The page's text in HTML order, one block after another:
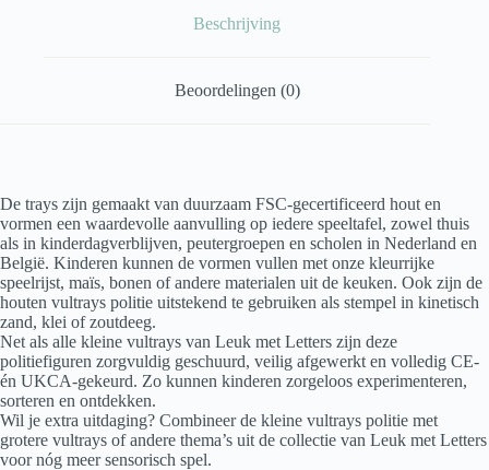
Beschrijving
Beoordelingen (0)
De trays zijn gemaakt van duurzaam FSC-gecertificeerd hout en
vormen een waardevolle aanvulling op iedere speeltafel, zowel thuis
als in kinderdagverblijven, peutergroepen en scholen in Nederland en
België. Kinderen kunnen de vormen vullen met onze kleurrijke
speelrijst, maïs, bonen of andere materialen uit de keuken. Ook zijn de
houten vultrays politie uitstekend te gebruiken als stempel in kinetisch
zand, klei of zoutdeeg.
Net als alle kleine vultrays van Leuk met Letters zijn deze
politiefiguren zorgvuldig geschuurd, veilig afgewerkt en volledig CE-
én UKCA-gekeurd. Zo kunnen kinderen zorgeloos experimenteren,
sorteren en ontdekken.
Wil je extra uitdaging? Combineer de kleine vultrays politie met
grotere vultrays of andere thema’s uit de collectie van Leuk met Letters
voor nóg meer sensorisch spel.